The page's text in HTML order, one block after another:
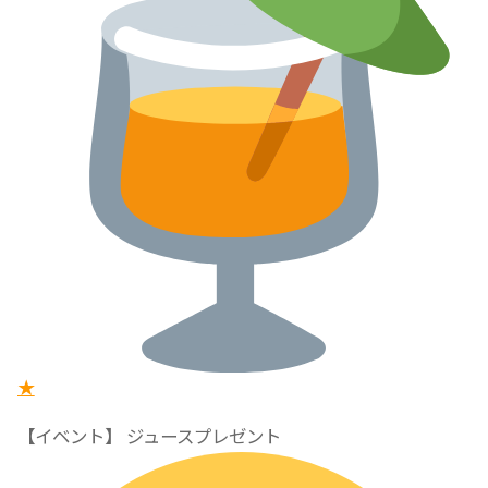
★
【イベント】 ジュースプレゼント